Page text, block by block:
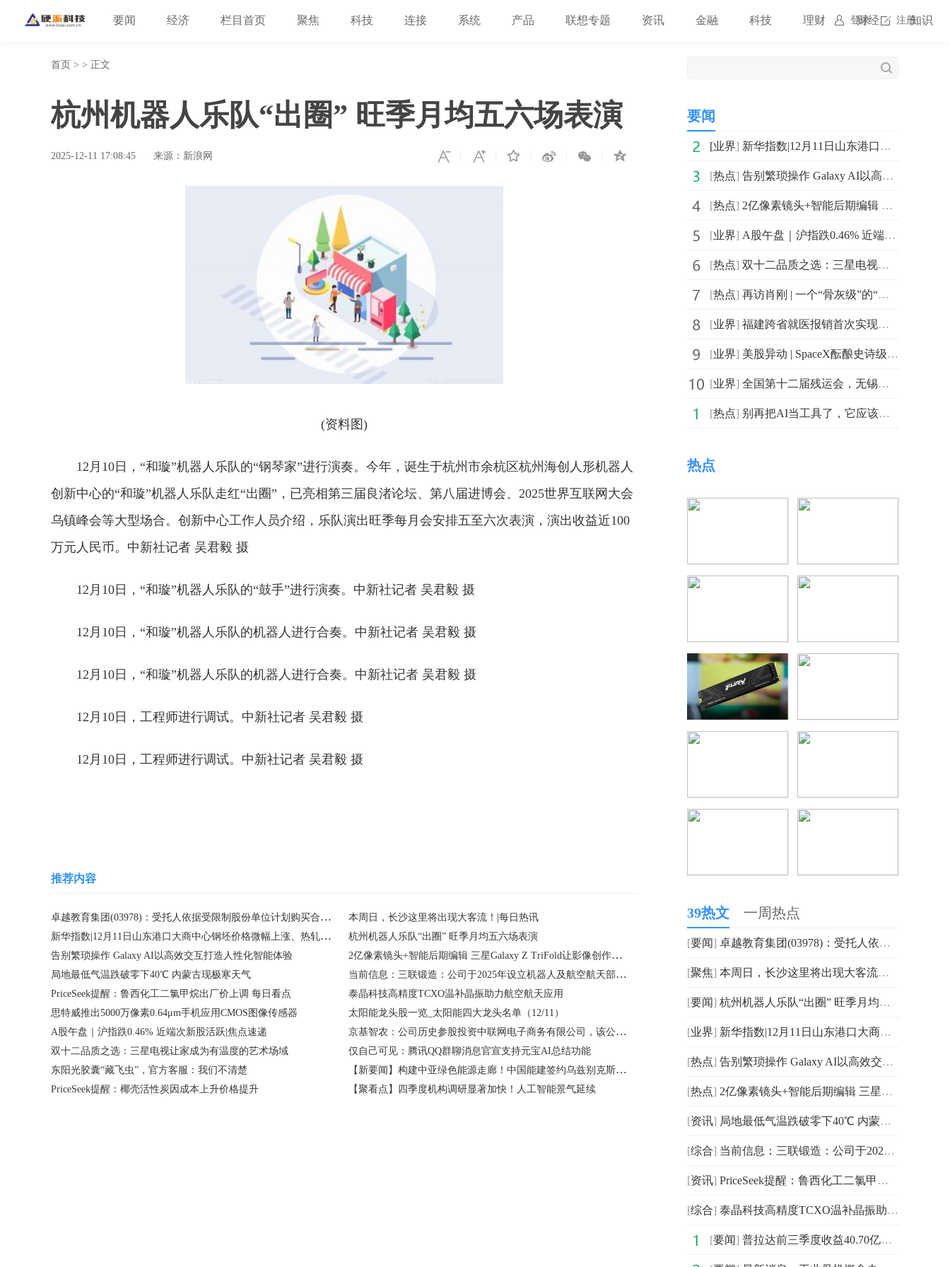
登录 注册
要闻 经济 栏目首页 聚焦 科技 连接 系统 产品 联想专题 资讯 金融 科技 理财 财经 知识
首页 > > 正文
杭州机器人乐队“出圈” 旺季月均五六场表演
2025-12-11 17:08:45 来源：新浪网
(资料图)
12月10日，“和璇”机器人乐队的“钢琴家”进行演奏。今年，诞生于杭州市余杭区杭州海创人形机器人
创新中心的“和璇”机器人乐队走红“出圈”，已亮相第三届良渚论坛、第八届进博会、2025世界互联网大会
乌镇峰会等大型场合。创新中心工作人员介绍，乐队演出旺季每月会安排五至六次表演，演出收益近100
万元人民币。中新社记者 吴君毅 摄
12月10日，“和璇”机器人乐队的“鼓手”进行演奏。中新社记者 吴君毅 摄
12月10日，“和璇”机器人乐队的机器人进行合奏。中新社记者 吴君毅 摄
12月10日，“和璇”机器人乐队的机器人进行合奏。中新社记者 吴君毅 摄
12月10日，工程师进行调试。中新社记者 吴君毅 摄
12月10日，工程师进行调试。中新社记者 吴君毅 摄
推荐内容
卓越教育集团(03978)：受托人依据受限制股份单位计划购买合共6万股|最新快讯 本周日，长沙这里将出现大客流！|每日热讯
新华指数|12月11日山东港口大商中心钢坯价格微幅上涨、热轧C料价格平稳
杭州机器人乐队“出圈” 旺季月均五六场表演
告别繁琐操作 Galaxy AI以高效交互打造人性化智能体验
2亿像素镜头+智能后期编辑 三星Galaxy Z TriFold让影像创作更轻松
局地最低气温跌破零下40℃ 内蒙古现极寒天气 当前信息：三联锻造：公司于2025年设立机器人及航空航天部件分公司主要是为了拓展公司在机器人和航空航天领域的研发能力
PriceSeek提醒：鲁西化工二氯甲烷出厂价上调 每日看点
泰晶科技高精度TCXO温补晶振助力航空航天应用
思特威推出5000万像素0.64μm手机应用CMOS图像传感器
太阳能龙头股一览_太阳能四大龙头名单（12/11）
A股午盘｜沪指跌0.46% 近端次新股活跃|焦点速递
京基智农：公司历史参股投资中联网电子商务有限公司，该公司已于2002年1月停止经营_快消息
双十二品质之选：三星电视让家成为有温度的艺术场域
仅自己可见：腾讯QQ群聊消息官宣支持元宝AI总结功能
东阳光胶囊“藏飞虫”，官方客服：我们不清楚
【新要闻】构建中亚绿色能源走廊！中国能建签约乌兹别克斯坦电网示范项目
PriceSeek提醒：椰壳活性炭因成本上升价格提升 【聚看点】四季度机构调研显著加快！人工智能景气延续
要闻
[业界] 新华指数|12月11日山东港口大商中心钢坯价格微幅上涨、热轧C料价格平稳
[热点] 告别繁琐操作 Galaxy AI以高效交互打造人性化智能体验
[热点] 2亿像素镜头+智能后期编辑 三星Galaxy Z TriFold让影像创作更轻松
[业界] A股午盘｜沪指跌0.46% 近端次新股活跃|焦点速递
[热点] 双十二品质之选：三星电视让家成为有温度的艺术场域
[热点] 再访肖刚 | 一个“骨灰级”的“百炼成刚”者
[业界] 福建跨省就医报销首次实现在线快办
[业界] 美股异动 | SpaceX酝酿史诗级IPO Destiny Tech100(DXYZ.US)涨近12%
[业界] 全国第十二届残运会，无锡首金来了
[热点] 别再把AI当工具了，它应该是你公司的新员工｜剪流AI手机重新定义“人效”
热点
39热文 一周热点
[要闻] 卓越教育集团(03978)：受托人依据受限制股份单位计划购买合共6万股|最新快讯
[聚焦] 本周日，长沙这里将出现大客流！|每日热讯
[要闻] 杭州机器人乐队“出圈” 旺季月均五六场表演
[业界] 新华指数|12月11日山东港口大商中心钢坯价格微幅上涨、热轧C料价格平稳
[热点] 告别繁琐操作 Galaxy AI以高效交互打造人性化智能体验
[热点] 2亿像素镜头+智能后期编辑 三星Galaxy Z TriFold让影像创作更轻松
[资讯] 局地最低气温跌破零下40℃ 内蒙古现极寒天气
[综合] 当前信息：三联锻造：公司于2025年设立机器人及航空航天部件分公司主要是为了拓展公司在机器人和航空航天领域的研发能力
[资讯] PriceSeek提醒：鲁西化工二氯甲烷出厂价上调 每日看点
[综合] 泰晶科技高精度TCXO温补晶振助力航空航天应用
[要闻] 普拉达前三季度收益40.70亿欧元 最新